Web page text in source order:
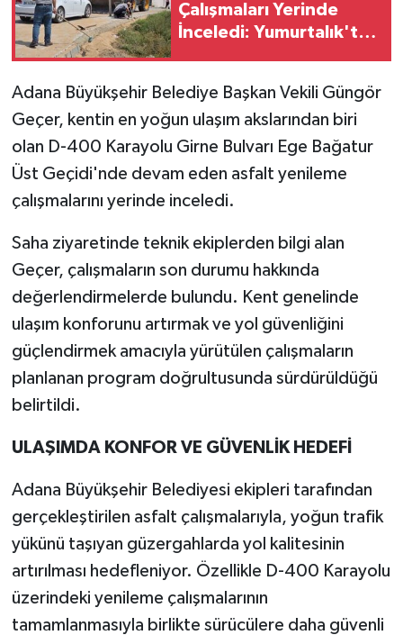
Çalışmaları Yerinde
İnceledi: Yumurtalık'ta
Adana Büyükşehir Belediye Başkan Vekili Güngör
Geçer, kentin en yoğun ulaşım akslarından biri
olan D-400 Karayolu Girne Bulvarı Ege Bağatur
Üst Geçidi'nde devam eden asfalt yenileme
çalışmalarını yerinde inceledi.
Saha ziyaretinde teknik ekiplerden bilgi alan
Geçer, çalışmaların son durumu hakkında
değerlendirmelerde bulundu. Kent genelinde
ulaşım konforunu artırmak ve yol güvenliğini
güçlendirmek amacıyla yürütülen çalışmaların
planlanan program doğrultusunda sürdürüldüğü
belirtildi.
ULAŞIMDA KONFOR VE GÜVENLİK HEDEFİ
Adana Büyükşehir Belediyesi ekipleri tarafından
gerçekleştirilen asfalt çalışmalarıyla, yoğun trafik
yükünü taşıyan güzergahlarda yol kalitesinin
artırılması hedefleniyor. Özellikle D-400 Karayolu
üzerindeki yenileme çalışmalarının
tamamlanmasıyla birlikte sürücülere daha güvenli